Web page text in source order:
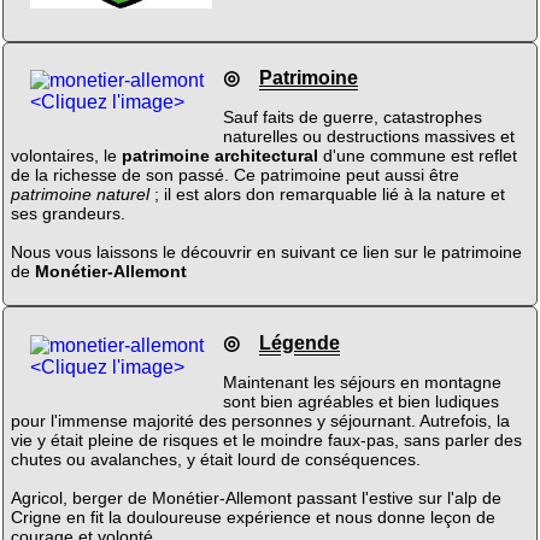
<Cliquez l'image>
◎ Patrimoine
Sauf faits de guerre, catastrophes
naturelles ou destructions massives et
volontaires, le patrimoine architectural d'une commune est reflet
de la richesse de son passé. Ce patrimoine peut aussi être
patrimoine naturel; il est alors don remarquable lié à la nature et
ses grandeurs.
Nous vous laissons le découvrir en suivant ce lien sur le patrimoine
de Monétier-Allemont
<Cliquez l'image>
◎ Légende
Maintenant les séjours en montagne
sont bien agréables et bien ludiques
pour l'immense majorité des personnes y séjournant. Autrefois, la
vie y était pleine de risques et le moindre faux-pas, sans parler des
chutes ou avalanches, y était lourd de conséquences.
Agricol, berger de Monétier-Allemont passant l'estive sur l'alp de
Crigne en fit la douloureuse expérience et nous donne leçon de
courage et volonté.